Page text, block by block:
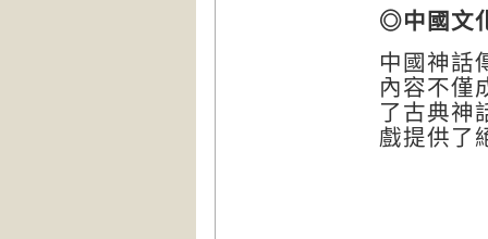
◎中國文
中國神話
內容不僅
了古典神
戲提供了